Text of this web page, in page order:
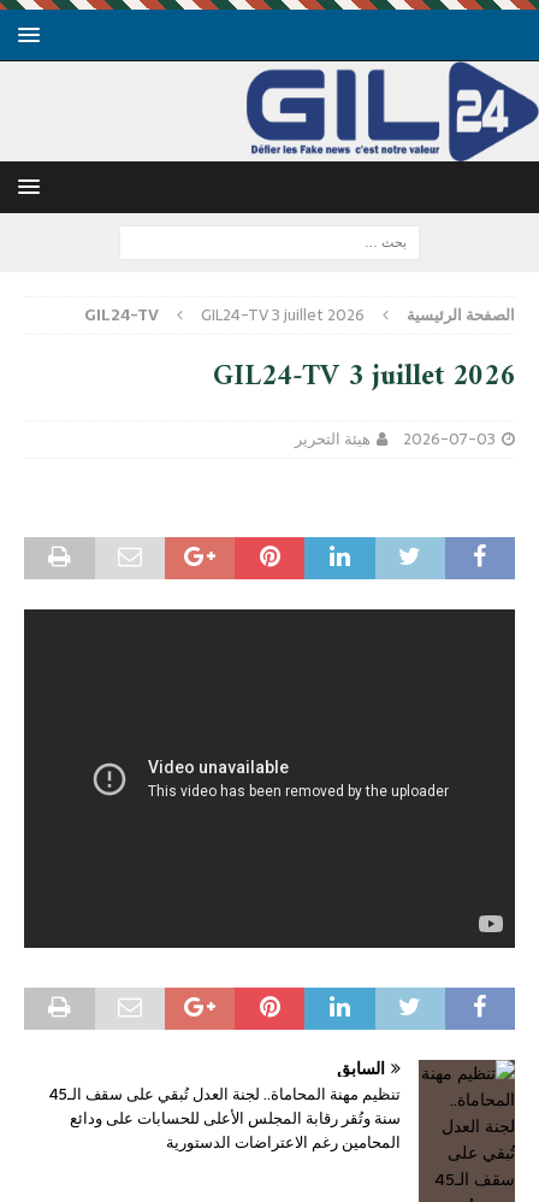
الصفحة الرئيسية GIL24-TV GIL24-TV 3 juillet 2026
GIL24-TV 3 juillet 2026
2026-07-03 هيئة التحرير
السابق
تنظيم مهنة المحاماة.. لجنة العدل تُبقي على سقف الـ45
سنة وتُقر رقابة المجلس الأعلى للحسابات على ودائع
المحامين رغم الاعتراضات الدستورية